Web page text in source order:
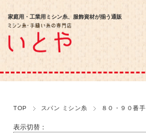
家庭用・工業用ミシン糸、服飾資材が揃う通販
TOP スパン ミシン糸 ８０・９０番手
表示切替：